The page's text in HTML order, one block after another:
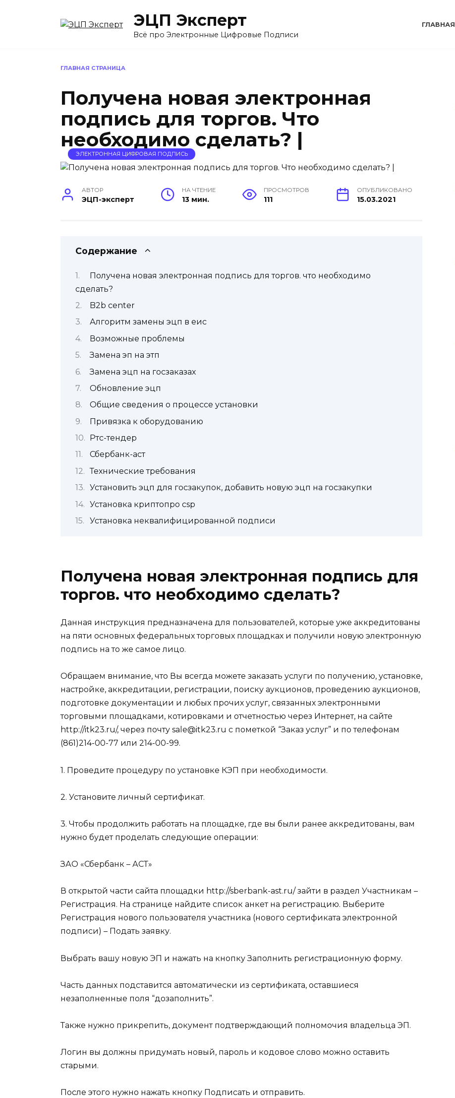
ЭЦП Эксперт
Всё про Электронные Цифровые Подписи
ГЛАВНАЯ
ГЛАВНАЯ СТРАНИЦА
Получена новая электронная
подпись для торгов. Что
необходимо сделать? |
ЭЛЕКТРОННАЯ ЦИФРОВАЯ ПОДПИСЬ
АВТОР
ЭЦП-эксперт
НА ЧТЕНИЕ
13 мин.
ПРОСМОТРОВ
111
ОПУБЛИКОВАНО
15.03.2021
Содержание
Получена новая электронная подпись для торгов. что необходимо
сделать?
B2b center
Алгоритм замены эцп в еис
Возможные проблемы
Замена эп на этп
Замена эцп на госзаказах
Обновление эцп
Общие сведения о процессе установки
Привязка к оборудованию
Ртс-тендер
Сбербанк-аст
Технические требования
Установить эцп для госзакупок, добавить новую эцп на госзакупки
Установка криптопро csp
Установка неквалифицированной подписи
Получена новая электронная подпись для
торгов. что необходимо сделать?
Данная инструкция предназначена для пользователей, которые уже аккредитованы
на пяти основных федеральных торговых площадках и получили новую электронную
подпись на то же самое лицо.
Обращаем внимание, что Вы всегда можете заказать услуги по получению, установке,
настройке, аккредитации, регистрации, поиску аукционов, проведению аукционов,
подготовке документации и любых прочих услуг, связанных электронными
торговыми площадками, котировками и отчетностью через Интернет, на сайте
http://itk23.ru/, через почту sale@itk23.ru с пометкой “Заказ услуг” и по телефонам
(861)214-00-77 или 214-00-99.
1. Проведите процедуру по установке КЭП при необходимости.
2. Установите личный сертификат.
3. Чтобы продолжить работать на площадке, где вы были ранее аккредитованы, вам
нужно будет проделать следующие операции:
ЗАО «Сбербанк – АСТ»
В открытой части сайта площадки http://sberbank-ast.ru/зайти в раздел Участникам –
Регистрация. На странице найдите список анкет на регистрацию. Выберите
Регистрация нового пользователя участника (нового сертификата электронной
подписи) – Подать заявку.
Выбрать вашу новую ЭП и нажать на кнопкуЗаполнить регистрационную форму.
Часть данных подставится автоматически из сертификата, оставшиеся
незаполненные поля “дозаполнить”.
Также нужно прикрепить, документ подтверждающий полномочия владельца ЭП.
Логин вы должны придумать новый, пароль и кодовое слово можно оставить
старыми.
После этого нужно нажать кнопку Подписать и отправить.